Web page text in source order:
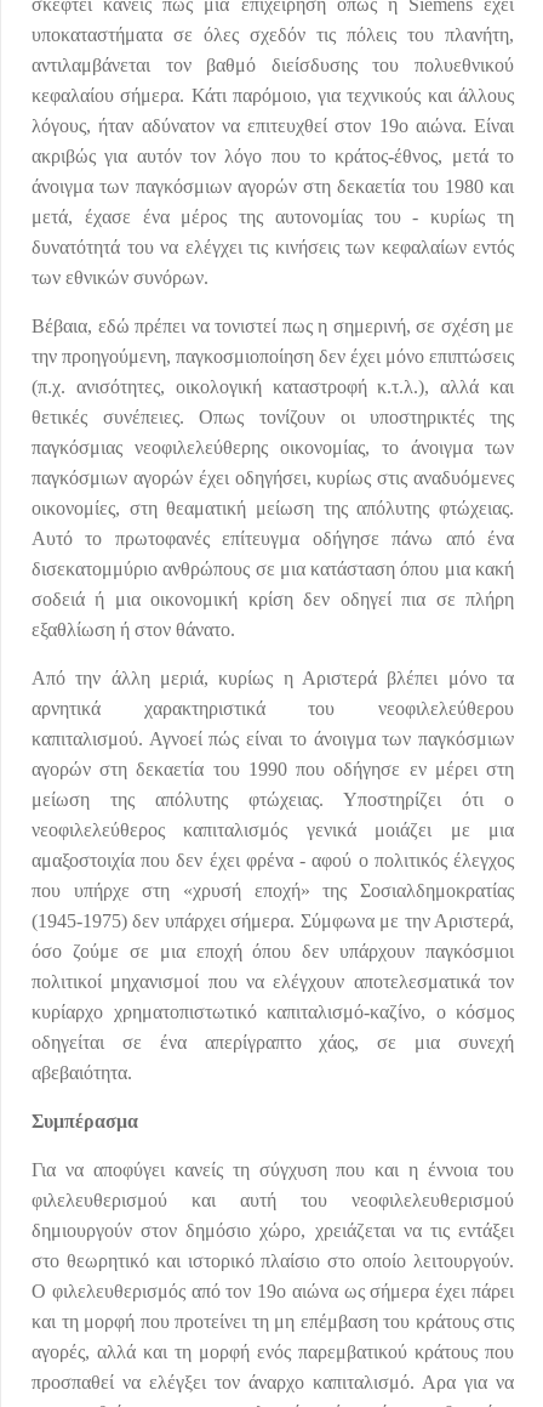
υποκαταστήματα σε όλες σχεδόν τις πόλεις του πλανήτη,
αντιλαμβάνεται τον βαθμό διείσδυσης του πολυεθνικού
κεφαλαίου σήμερα. Κάτι παρόμοιο, για τεχνικούς και άλλους
λόγους, ήταν αδύνατον να επιτευχθεί στον 19ο αιώνα. Είναι
ακριβώς για αυτόν τον λόγο που το κράτος-έθνος, μετά το
άνοιγμα των παγκόσμιων αγορών στη δεκαετία του 1980 και
μετά, έχασε ένα μέρος της αυτονομίας του - κυρίως τη
δυνατότητά του να ελέγχει τις κινήσεις των κεφαλαίων εντός
των εθνικών συνόρων.
Βέβαια, εδώ πρέπει να τονιστεί πως η σημερινή, σε σχέση με
την προηγούμενη, παγκοσμιοποίηση δεν έχει μόνο επιπτώσεις
(π.χ. ανισότητες, οικολογική καταστροφή κ.τ.λ.), αλλά και
θετικές συνέπειες. Οπως τονίζουν οι υποστηρικτές της
παγκόσμιας νεοφιλελεύθερης οικονομίας, το άνοιγμα των
παγκόσμιων αγορών έχει οδηγήσει, κυρίως στις αναδυόμενες
οικονομίες, στη θεαματική μείωση της απόλυτης φτώχειας.
Αυτό το πρωτοφανές επίτευγμα οδήγησε πάνω από ένα
δισεκατομμύριο ανθρώπους σε μια κατάσταση όπου μια κακή
σοδειά ή μια οικονομική κρίση δεν οδηγεί πια σε πλήρη
εξαθλίωση ή στον θάνατο.
Από την άλλη μεριά, κυρίως η Αριστερά βλέπει μόνο τα
αρνητικά χαρακτηριστικά του νεοφιλελεύθερου
καπιταλισμού. Αγνοεί πώς είναι το άνοιγμα των παγκόσμιων
αγορών στη δεκαετία του 1990 που οδήγησε εν μέρει στη
μείωση της απόλυτης φτώχειας. Υποστηρίζει ότι ο
νεοφιλελεύθερος καπιταλισμός γενικά μοιάζει με μια
αμαξοστοιχία που δεν έχει φρένα - αφού ο πολιτικός έλεγχος
που υπήρχε στη «χρυσή εποχή» της Σοσιαλδημοκρατίας
(1945-1975) δεν υπάρχει σήμερα. Σύμφωνα με την Αριστερά,
όσο ζούμε σε μια εποχή όπου δεν υπάρχουν παγκόσμιοι
πολιτικοί μηχανισμοί που να ελέγχουν αποτελεσματικά τον
κυρίαρχο χρηματοπιστωτικό καπιταλισμό-καζίνο, ο κόσμος
οδηγείται σε ένα απερίγραπτο χάος, σε μια συνεχή
αβεβαιότητα.
Συμπέρασμα
Για να αποφύγει κανείς τη σύγχυση που και η έννοια του
φιλελευθερισμού και αυτή του νεοφιλελευθερισμού
δημιουργούν στον δημόσιο χώρο, χρειάζεται να τις εντάξει
στο θεωρητικό και ιστορικό πλαίσιο στο οποίο λειτουργούν.
Ο φιλελευθερισμός από τον 19ο αιώνα ως σήμερα έχει πάρει
και τη μορφή που προτείνει τη μη επέμβαση του κράτους στις
αγορές, αλλά και τη μορφή ενός παρεμβατικού κράτους που
προσπαθεί να ελέγξει τον άναρχο καπιταλισμό. Αρα για να